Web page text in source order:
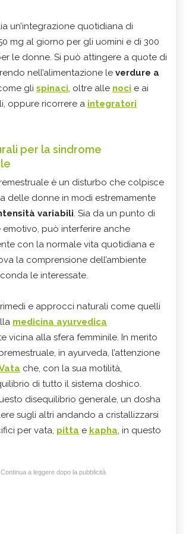
un’integrazione quotidiana di
mg al giorno per gli uomini e di 300
le donne. Si può attingere a quote di
nell’alimentazione le verdure a
gli spinaci, oltre alle noci e ai
oppure ricorrere a integratori
per la sindrome
è un disturbo che colpisce
delle donne in modi estremamente
variabili. Sia da un punto di
emotivo, può interferire anche
con la normale vita quotidiana e
la comprensione dell’ambiente
le interessate.
e approcci naturali come quelli
medicina ayurvedica
vicina alla sfera femminile. In merito
in ayurveda, l’attenzione
che, con la sua motilità,
di tutto il sistema doshico.
disequilibrio generale, un dosha
sugli altri andando a cristallizzarsi
per vata, pitta e kapha, in questo
Continua a leggere dopo la pubblicità